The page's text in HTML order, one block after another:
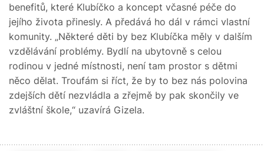
benefitů, které Klubíčko a koncept včasné péče do
jejího života přinesly. A předává ho dál v rámci vlastní
komunity. „Některé děti by bez Klubíčka měly v dalším
vzdělávání problémy. Bydlí na ubytovně s celou
rodinou v jedné místnosti, není tam prostor s dětmi
něco dělat. Troufám si říct, že by to bez nás polovina
zdejších dětí nezvládla a zřejmě by pak skončily ve
zvláštní škole,“ uzavírá Gizela.